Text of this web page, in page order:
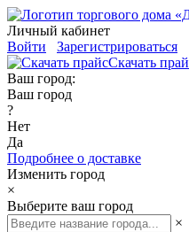
Личный кабинет
Войти
Зарегистрироваться
Скачать
Ваш город:
Ваш город
?
Нет
Да
Подробнее о доставке
Изменить город
×
Выберите ваш город
×